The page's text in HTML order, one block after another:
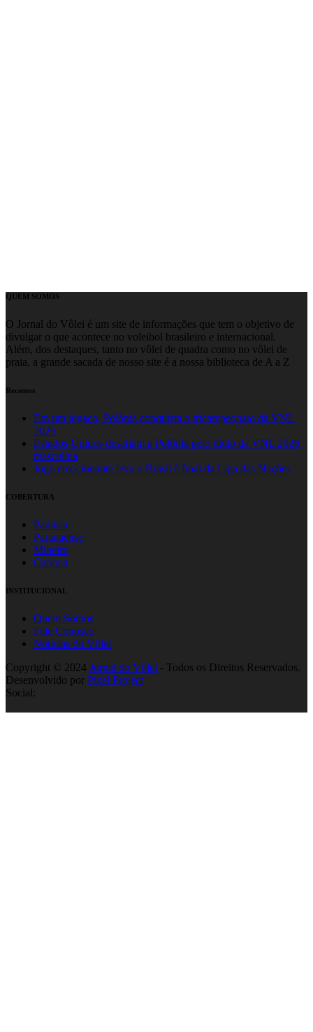
QUEM SOMOS
O Jornal do Vôlei é um site de informações que tem o objetivo de
divulgar o que acontece no voleibol brasileiro e internacional.
Além, dos destaques, tanto no vôlei de quadra como no vôlei de
praia, a grande sacada de nosso site é a nossa biblioteca de A a Z
Recentes
Em um jogaço, Polônia conquista o tricampeonato da VNL
2026
Estados Unidos desafiam a Polônia pelo título da VNL 2026
masculina
Jogo emocionante leva o Brasil à final da Liga das Nações
COBERTURA
Paulista
Paranaense
Mineiro
Carioca
INSTITUCIONAL
Quem Somos
Fale Conosco
Notícias do Vôlei
Copyright © 2024 Jornal do Vôlei - Todos os Direitos Reservados.
Desenvolvido por Pixel Project
Social: